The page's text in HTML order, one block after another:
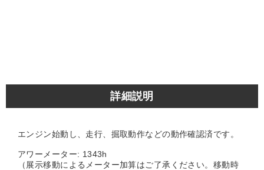
詳細説明
エンジン始動し、走行、掘取動作などの動作確認済です。
アワーメーター: 1343h
（展示移動によるメーター加算はご了承ください。移動時